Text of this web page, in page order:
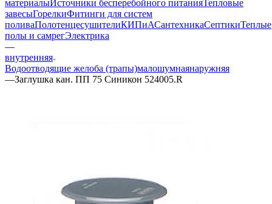
материалыИсточники бесперебойного питанияТепловые
завесыГорелкиФитинги для систем
поливаПолотенцесушителиКИПиАСантехникаСептикиТеплые
полы и самрегЭлектрика
—
внутренняя
Водоотводящие желоба (трапы)малошумнаянаружняя
—Заглушка кан. ПП 75 Синикон 524005.R